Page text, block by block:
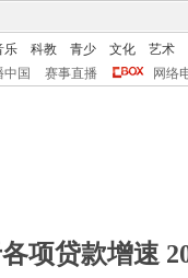
乐 科教 青少 文化
艺术
中国 赛事直播 网络
项贷款增速